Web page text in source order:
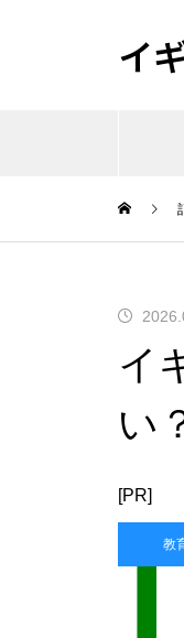
イ
イ
い
[PR]
教